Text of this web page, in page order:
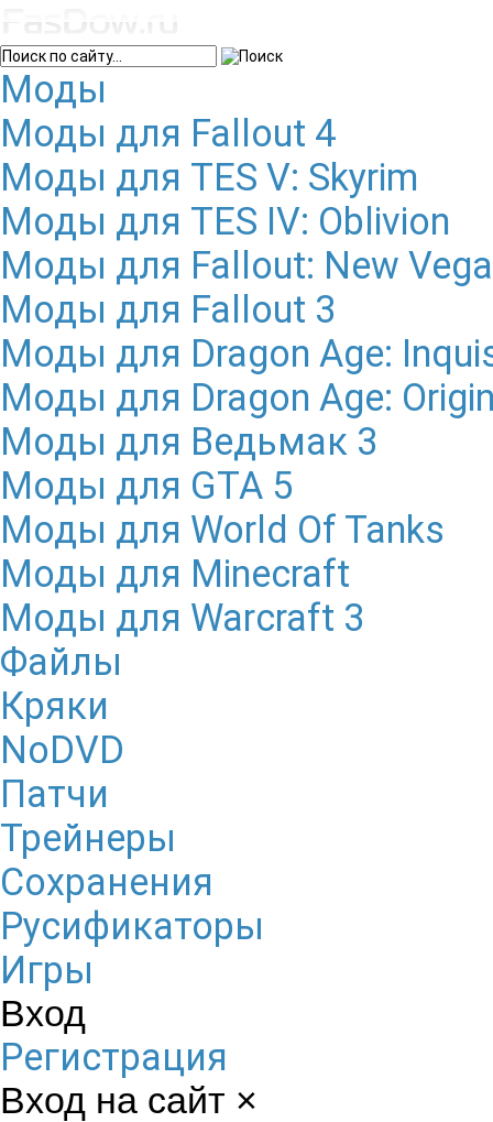
Моды
Моды для Fallout 4
Моды для TES V: Skyrim
Моды для TES IV: Oblivion
Моды для Fallout: New
Моды для Fallout 3
Моды для Dragon Age:
Моды для Dragon Age:
Моды для Ведьмак 3
Моды для GTA 5
Моды для World Of Tanks
Моды для Minecraft
Моды для Warcraft 3
Файлы
Кряки
NoDVD
Патчи
Трейнеры
Сохранения
Русификаторы
Игры
Вход
Регистрация
Вход на сайт ×